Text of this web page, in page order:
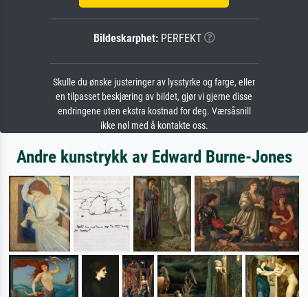
Bildeskarphet:PERFEKT
Skulle du ønske justeringer av lysstyrke og farge, eller
en tilpasset beskjæring av bildet, gjør vi gjerne disse
endringene uten ekstra kostnad for deg. Værsåsnill
ikke nøl med å kontakte oss.
Andre kunstrykk av Edward Burne-Jones